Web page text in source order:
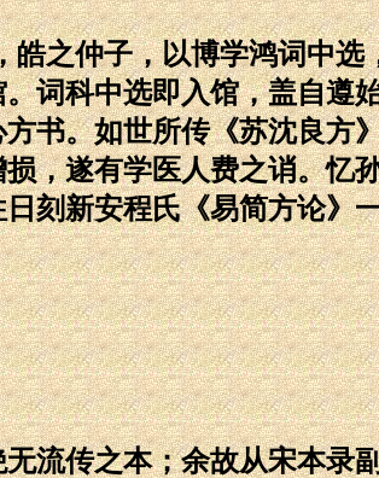
仲子，以博学鸿词中选
词科中选即入馆，盖自遵
书。如世所传《苏沈良方
，遂有学医人费之诮。忆
刻新安程氏《易简方论》
传之本；余故从宋本录